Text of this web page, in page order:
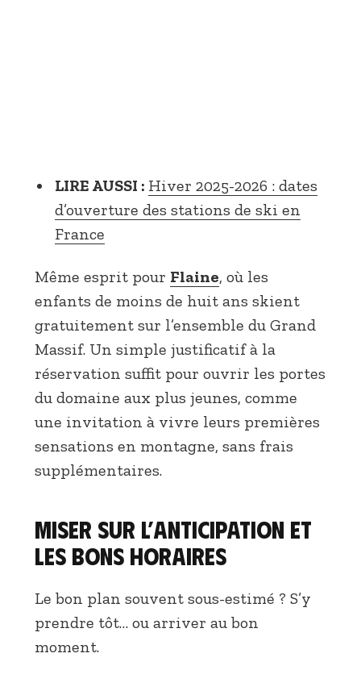
LIRE AUSSI : Hiver 2025-2026 : dates
d’ouverture des stations de ski en
France
Même esprit pour Flaine, où les
enfants de moins de huit ans skient
gratuitement sur l’ensemble du Grand
Massif. Un simple justificatif à la
réservation suffit pour ouvrir les portes
du domaine aux plus jeunes, comme
une invitation à vivre leurs premières
sensations en montagne, sans frais
supplémentaires.
Miser sur l’anticipation et
les bons horaires
Le bon plan souvent sous-estimé ? S’y
prendre tôt… ou arriver au bon
moment.